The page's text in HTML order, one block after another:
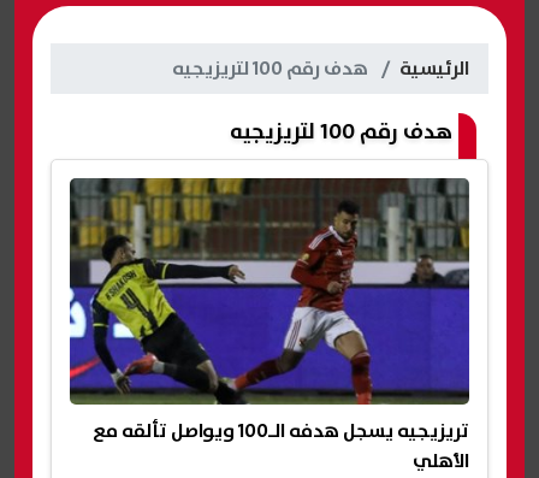
الرئيسية هدف رقم 100 لتريزيجيه
هدف رقم 100 لتريزيجيه
تريزيجيه يسجل هدفه الـ100 ويواصل تألقه مع
الأهلي